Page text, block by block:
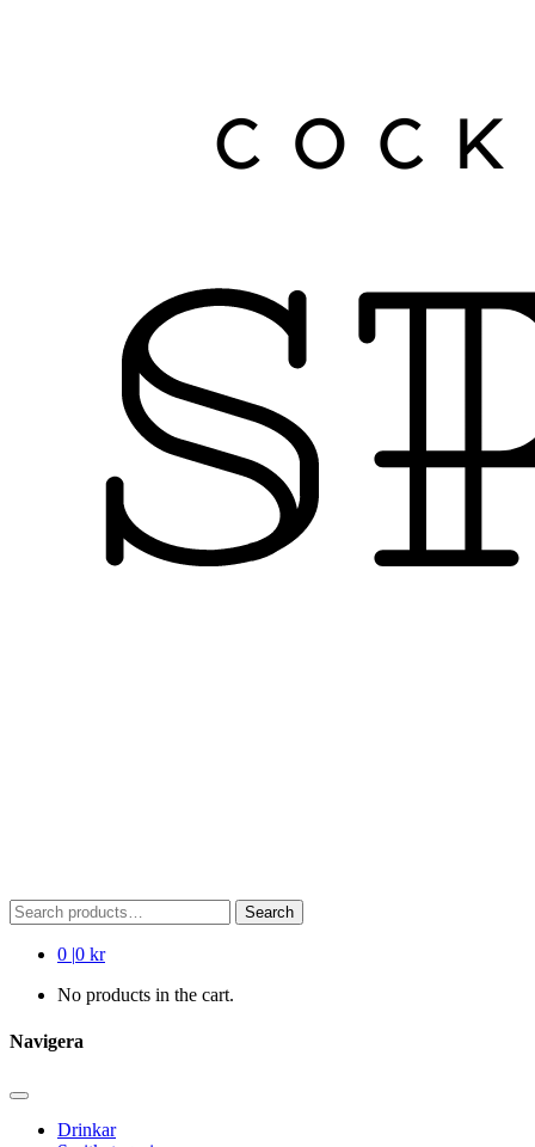
Search
for:
Search
0 |0 kr
No products in the cart.
Navigera
Drinkar